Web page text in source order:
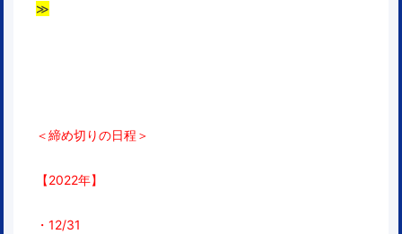
≫
＜締め切りの日程＞
【2022年】
・12/31